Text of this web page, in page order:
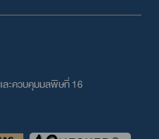
ละควบคุมมลพิษที่ 16